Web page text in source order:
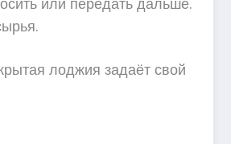
лоджия задаёт свой